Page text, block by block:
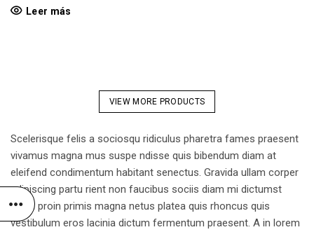
Leer más
VIEW MORE PRODUCTS
Scelerisque felis a sociosqu ridiculus pharetra fames praesent
vivamus magna mus suspe ndisse quis bibendum diam at
eleifend condimentum habitant senectus. Gravida ullam corper
adipiscing partu rient non faucibus sociis diam mi dictumst
porta proin primis magna netus platea quis rhoncus quis
vestibulum eros lacinia dictum fermentum praesent. A in lorem